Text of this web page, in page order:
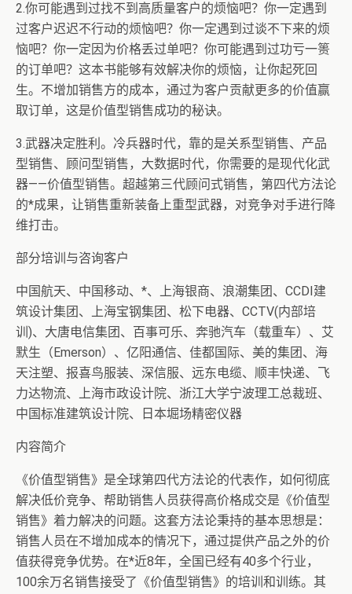
2.你可能遇到过找不到高质量客户的烦恼吧？你一定遇到
过客户迟迟不行动的烦恼吧？你一定遇到过谈不下来的烦
恼吧？你一定因为价格丢过单吧？你可能遇到过功亏一篑
的订单吧？这本书能够有效解决你的烦恼，让你起死回
生。不增加销售方的成本，通过为客户贡献更多的价值赢
取订单，这是价值型销售成功的秘诀。
3.武器决定胜利。冷兵器时代，靠的是关系型销售、产品
型销售、顾问型销售，大数据时代，你需要的是现代化武
器——价值型销售。超越第三代顾问式销售，第四代方法论
的*成果，让销售重新装备上重型武器，对竞争对手进行降
维打击。
部分培训与咨询客户
中国航天、中国移动、*、上海银商、浪潮集团、CCDI建
筑设计集团、上海宝钢集团、松下电器、CCTV(内部培
训)、大唐电信集团、百事可乐、奔驰汽车（载重车）、艾
默生（Emerson）、亿阳通信、佳都国际、美的集团、海
天注塑、报喜鸟服装、深信服、远东电缆、顺丰快递、飞
力达物流、上海市政设计院、浙江大学宁波理工总裁班、
中国标准建筑设计院、日本堀场精密仪器
内容简介
《价值型销售》是全球第四代方法论的代表作，如何彻底
解决低价竞争、帮助销售人员获得高价格成交是《价值型
销售》着力解决的问题。这套方法论秉持的基本思想是：
销售人员在不增加成本的情况下，通过提供产品之外的价
值获得竞争优势。在*近8年，全国已经有40多个行业，
100余万名销售接受了《价值型销售》的培训和训练。其